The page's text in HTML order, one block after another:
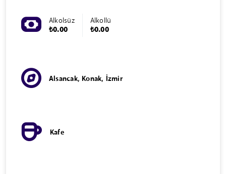
Alkolsüz
₺0.00
Alkollü
₺0.00
Alsancak, Konak, İzmir
Kafe